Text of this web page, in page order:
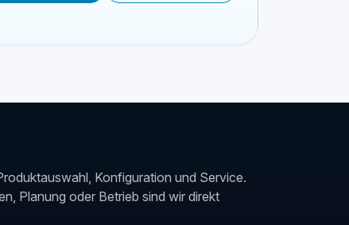
Konfiguration und Service.
Planung oder Betrieb sind wir direkt